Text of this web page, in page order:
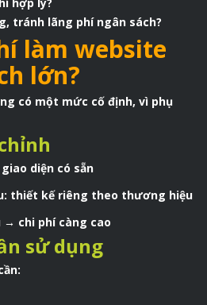
tránh lãng phí ngân sách?
làm website
lớn?
có một mức cố định, vì phụ
diện có sẵn
thiết kế riêng theo thương hiệu
→ chi phí càng cao
sử dụng